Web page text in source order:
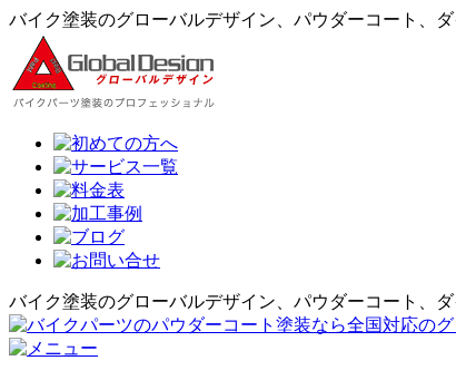
バイク塗装のグローバルデザイン、パウダーコート、
バイク塗装のグローバルデザイン、パウダーコート、